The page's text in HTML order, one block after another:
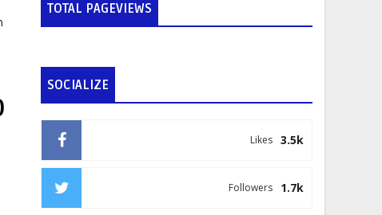
TOTAL PAGEVIEWS
SOCIALIZE
3.5k
Likes
1.7k
Followers